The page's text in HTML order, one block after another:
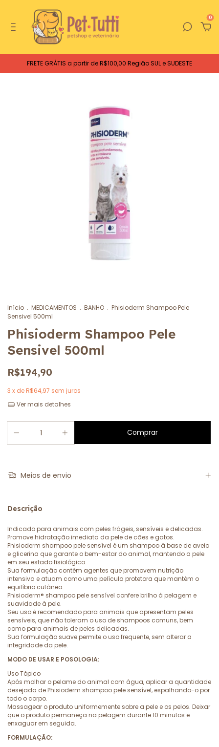
0
FRETE GRÁTIS a partir de R$100,00 Região SUL e SUDESTE
Início . MEDICAMENTOS . BANHO . Phisioderm Shampoo Pele
Sensivel 500ml
Phisioderm Shampoo Pele
Sensivel 500ml
R$194,90
3 x deR$64,97 sem juros
Ver mais detalhes
Meios de envio
Descrição
Indicado para animais com peles frágeis, sensíveis e delicadas.
Promove hidratação imediata da pele de cães e gatos.
Phisioderm shampoo pele sensível é um shampoo à base de aveia
e glicerina que garante o bem-estar do animal, mantendo a pele
em seu estado fisiológico.
Sua formulação contém agentes que promovem nutrição
intensiva e atuam como uma película protetora que mantém o
equilíbrio cutâneo.
Phisioderm® shampoo pele sensível confere brilho à pelagem e
suavidade à pele.
Seu uso é recomendado para animais que apresentam peles
sensíveis, que não toleram o uso de shampoos comuns, bem
como para animais de peles delicadas.
Sua formulação suave permite o uso frequente, sem alterar a
integridade da pele.
MODO DE USAR E POSOLOGIA:
Uso Tópico
Após molhar o pelame do animal com água, aplicar a quantidade
desejada de Phisioderm shampoo pele sensível, espalhando-o por
todo o corpo.
Massagear o produto uniformemente sobre a pele e os pelos. Deixar
que o produto permaneça na pelagem durante 10 minutos e
enxaguar em seguida.
FORMULAÇÃO: